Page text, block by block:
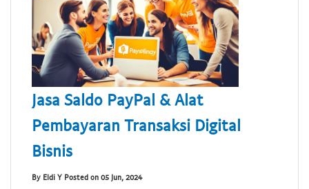
Jasa Saldo PayPal & Alat
Pembayaran Transaksi Digital
Bisnis
By Eldi Y Posted on 05 Jun, 2024